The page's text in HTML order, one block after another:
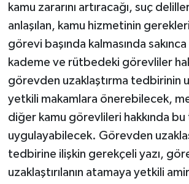
kamu zararını artıracağı, suç
anlaşılan, kamu hizmetinin
görevi başında kalmasında
kademe ve rütbedeki görevliler
görevden uzaklaştırma tedbirinin
yetkili makamlara önerebilecek,
diğer kamu görevlileri hakkında
uygulayabilecek. Görevden
tedbirine ilişkin gerekçeli yazı,
uzaklaştırılanın atamaya yetkili